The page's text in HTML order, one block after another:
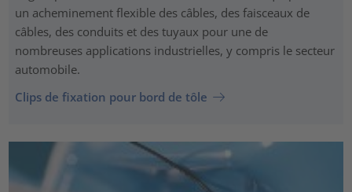
un acheminement flexible des câbles, des faisceaux de
câbles, des conduits et des tuyaux pour une de
nombreuses applications industrielles, y compris le secteur
automobile.
Clips de fixation pour bord de tôle